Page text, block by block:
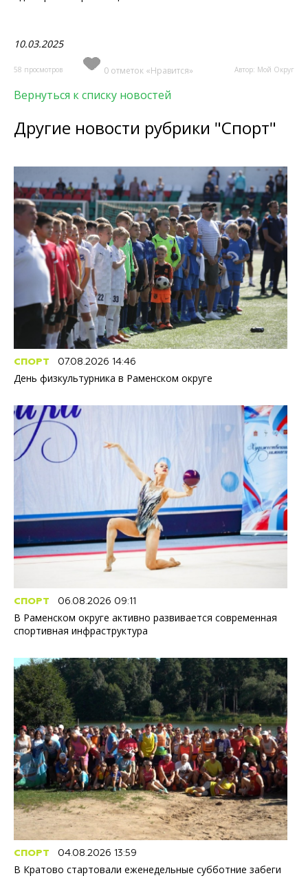
10.03.2025
58 просмотров 0 отметок «Нравится» Автор: Мой Округ
Вернуться к списку новостей
Другие новости рубрики "Спорт"
СПОРТ 07.08.2026 14:46
День физкультурника в Раменском округе
СПОРТ 06.08.2026 09:11
В Раменском округе активно развивается современная
спортивная инфраструктура
СПОРТ 04.08.2026 13:59
В Кратово стартовали еженедельные субботние забеги